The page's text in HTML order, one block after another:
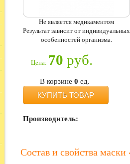
Не является медикаментом
Результат зависит от индивидуальных
особенностей организма.
Цена: 70 руб.
В корзине 0 ед.
КУПИТЬ ТОВАР
Производитель:
Состав и свойства